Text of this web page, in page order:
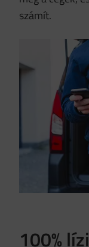
számít.
100%